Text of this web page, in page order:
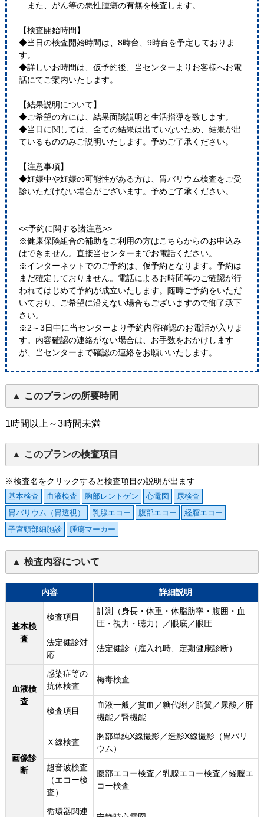
また、がん等の悪性腫瘍の有無を検査します。
【検査開始時間】
◆当日の検査開始時間は、8時台、9時台を予定しておりま
す。
◆詳しいお時間は、仮予約後、当センターよりお客様へお電
話にてご案内いたします。
【結果説明について】
◆ご希望の方には、結果面談説明と生活指導を致します。
◆当日に関しては、全ての結果は出ていないため、結果が出
ているもののみご説明いたします。予めご了承ください。
【注意事項】
◆妊娠中や妊娠の可能性がある方は、胃バリウム検査をご受
診いただけない場合がございます。予めご了承ください。
<<予約に関する諸注意>>
※健康保険組合の補助をご利用の方はこちらからのお申込み
はできません。直接当センターまでお電話ください。
※インターネットでのご予約は、仮予約となります。予約は
まだ確定しておりません。電話によるお時間等のご確認が行
われてはじめて予約が成立いたします。随時ご予約をいただ
いており、ご希望に沿えない場合もございますので御了承下
さい。
※2～3日中に当センターより予約内容確認のお電話が入りま
す。内容確認の連絡がない場合は、お手数をおかけします
が、当センターまで確認の連絡をお願いいたします。
このプランの所要時間
1時間以上～3時間未満
このプランの検査項目
※検査名をクリックすると検査項目の説明が出ます
基本検査 血液検査 胸部レントゲン 心電図
尿検査
胃バリウム（胃透視）
乳腺エコー 腹部エコー
経膣エコー
子宮頸部細胞診
腫瘍マーカー
検査内容について
内容 詳細説明
基本検
査
検査項目
計測（身長・体重・体脂肪率・腹囲・血
圧・視力・聴力）／眼底／眼圧
法定健診対
応
法定健診（雇入れ時、定期健康診断）
血液検
査
感染症等の
抗体検査
梅毒検査
検査項目
血液一般／貧血／糖代謝／脂質／尿酸／肝
機能／腎機能
画像診
断
Ｘ線検査
胸部単純X線撮影／造影X線撮影（胃バリ
ウム）
超音波検査
（エコー検
査）
腹部エコー検査／乳腺エコー検査／経膣エ
コー検査
循環器関連